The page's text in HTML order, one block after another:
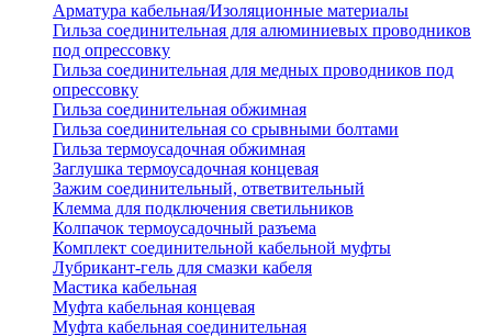
Арматура кабельная/Изоляционные материалы
Гильза соединительная для алюминиевых проводников
под опрессовку
Гильза соединительная для медных проводников под
опрессовку
Гильза соединительная обжимная
Гильза соединительная со срывными болтами
Гильза термоусадочная обжимная
Заглушка термоусадочная концевая
Зажим соединительный, ответвительный
Клемма для подключения светильников
Колпачок термоусадочный разъема
Комплект соединительной кабельной муфты
Лубрикант-гель для смазки кабеля
Мастика кабельная
Муфта кабельная концевая
Муфта кабельная соединительная